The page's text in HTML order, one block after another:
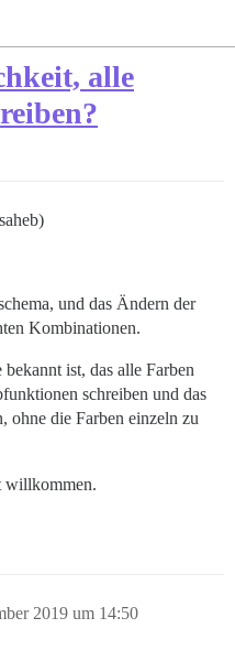
alle
und das Ändern der
Kombinationen.
ist, das alle Farben
schreiben und das
ohne die Farben einzeln zu
willkommen.
2019 um 14:50